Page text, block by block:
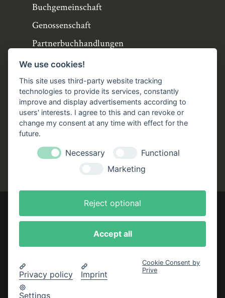
Buchgemeinschaft
Genossenschaft
Partnerbuchhandlungen
Büchergilde online
Stellenangebote
Folgen Sie uns!
FacebookInstagramYouTubeTikTok
Zustellung durch:
Impressum
Datenschutzerklärung
We use cookies!
This site uses third-party website tracking
technologies to provide its services, constantly
improve and display advertisements according to
users' interests. I agree to this and can revoke or
change my consent at any time with effect for the
future.
Necessary
Functional
Marketing
Reject optional
Accept all
Privacy policy Imprint
Settings
Cookie Consent by
Prive